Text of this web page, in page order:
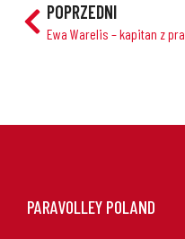
POPRZEDNI
PARAVOLLEY POLAND